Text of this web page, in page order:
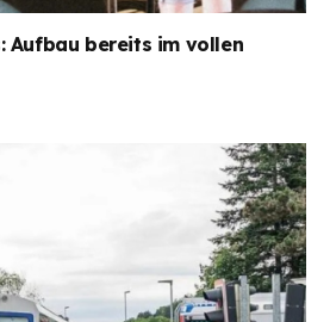
Aufbau bereits im vollen